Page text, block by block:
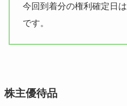
今回到着分の権利確定日は
です。
株主優待品